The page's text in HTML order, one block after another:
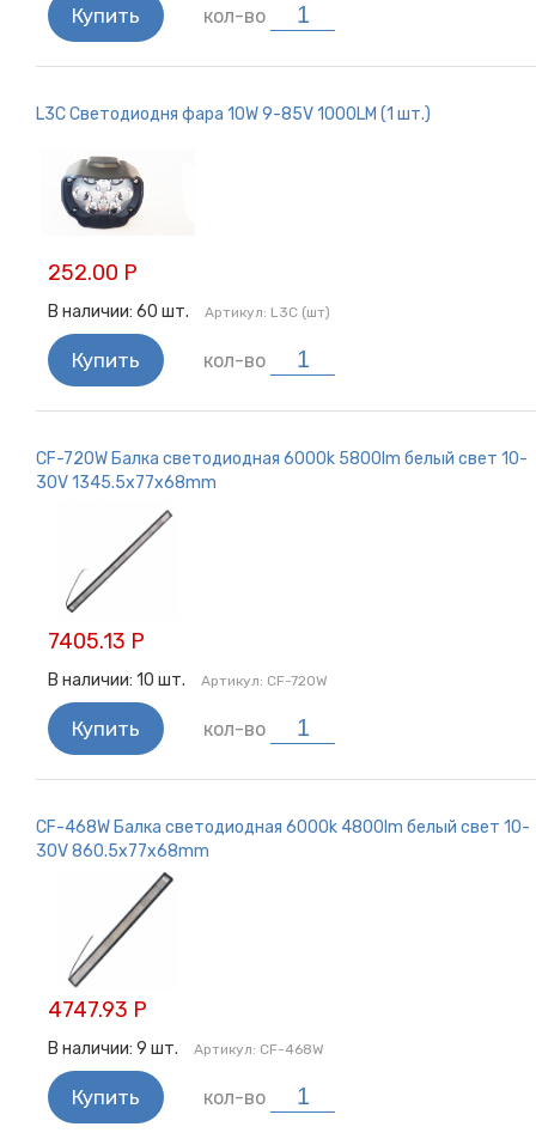
Купить кол-во
L3C Светодиодня фара 10W 9-85V 1000LM (1 шт.)
252.00 Р
В наличии: 60 шт. Артикул: L3C (шт)
Купить кол-во
CF-720W Балка светодиодная 6000k 5800lm белый свет 10-
30V 1345.5x77x68mm
7405.13 Р
В наличии: 10 шт. Артикул: CF-720W
Купить кол-во
CF-468W Балка светодиодная 6000k 4800lm белый свет 10-
30V 860.5x77x68mm
4747.93 Р
В наличии: 9 шт. Артикул: CF-468W
Купить кол-во